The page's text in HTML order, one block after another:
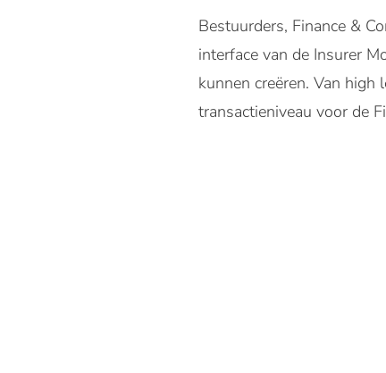
Bestuurders, Finance &
interface van de Insurer
kunnen creëren. Van
transactieniveau voor de